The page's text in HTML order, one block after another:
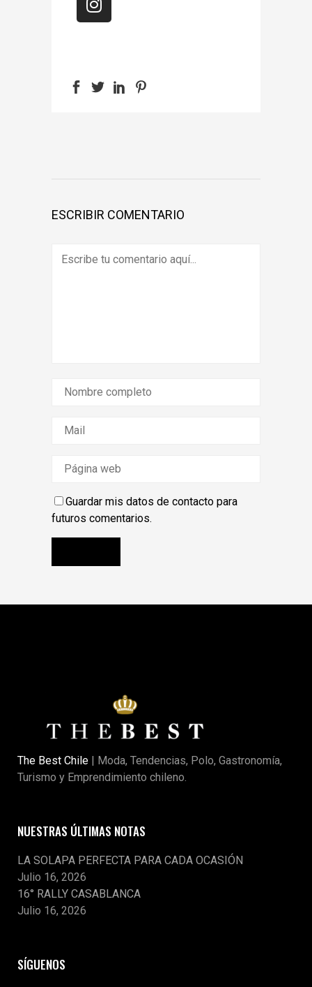
ESCRIBIR COMENTARIO
Guardar mis datos de contacto para
futuros comentarios.
The Best Chile | Moda, Tendencias, Polo, Gastronomía,
Turismo y Emprendimiento chileno.
NUESTRAS ÚLTIMAS NOTAS
LA SOLAPA PERFECTA PARA CADA OCASIÓN
Julio 16, 2026
16° RALLY CASABLANCA
Julio 16, 2026
SÍGUENOS